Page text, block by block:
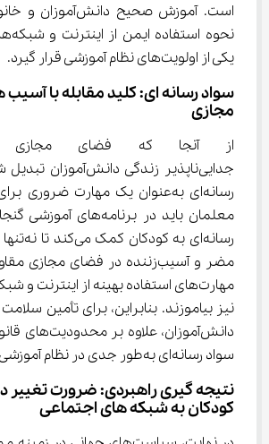
یکی از اولویت‌های نظام آموزشی قرار گیرد.
مجازی
جدایی‌ناپذیر زندگی
معلمان باید در
رسانه‌ای
نیز بیاموزند. بنابراین، برای تأمین
دانش‌آموزان،
سواد رسانه‌ای به‌طور جدی در نظام آموزشی گنجانده شود.
نتیجه‌ گیری راهبردی: ضرورت
کودکان به شبکه‌ های اجتماعی